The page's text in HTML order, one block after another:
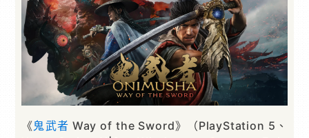
《鬼武者 Way of the Sword》（PlayStation 5、